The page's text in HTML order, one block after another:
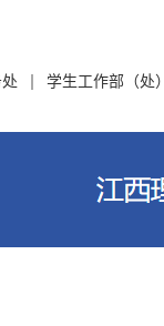
学生工作部（处）